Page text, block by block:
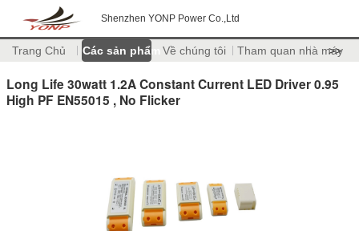
Shenzhen YONP Power Co.,Ltd
Trang Chủ Các sản phẩm Về chúng tôi Tham quan nhà máy
>>
Long Life 30watt 1.2A Constant Current LED Driver 0.95
High PF EN55015 , No Flicker